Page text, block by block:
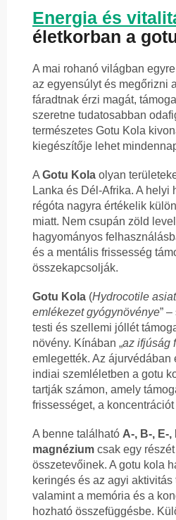
Energia és
életkorban a
A mai rohanó világban
az egyensúlyt és megőrizni
fáradtnak érzi magát,
szeretne tudatosabban
természetes Gotu Kola
kiegészítője lehet
A Gotu Kola olyan
Lanka és Dél-Afrika. A helyi
régóta nagyra értékelik
miatt. Nem csupán zöld
hagyományos
és a mentális frissesség
összekapcsolják.
Gotu Kola (Hydrocotile
emlékezet gyógynövénye”
testi és szellemi jóllét
növény. Kínában „az ifjúság
emlegették. Az ájurvédában
indiai szemléletben a gotu
tartják számon, amely
frissességet, a
A benne található A-, B-, E-,
magnézium csak egy
összetevőinek. A gotu kola
keringés és az agyi aktivitás
valamint a memória és a
hozható összefüggésbe.